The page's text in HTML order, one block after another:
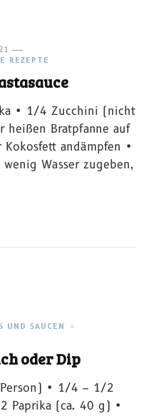
REZEPTE
• 1/4 Zucchini (nicht
heißen Bratpfanne auf
andämpfen •
Wasser zugeben,
UND SAUCEN
oder Dip
• 1/4 – 1/2
Paprika (ca. 40 g) •